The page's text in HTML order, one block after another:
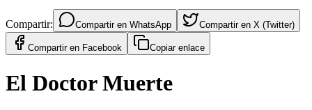
Compartir: Compartir en WhatsApp Compartir en X (Twitter)
Compartir en Facebook Copiar enlace
El Doctor Muerte